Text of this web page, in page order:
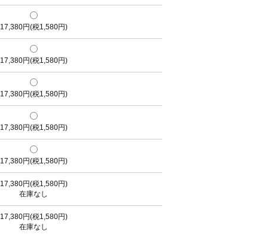
17,380円(税1,580円)
17,380円(税1,580円)
17,380円(税1,580円)
17,380円(税1,580円)
17,380円(税1,580円)
17,380円(税1,580円)
在庫なし
17,380円(税1,580円)
在庫なし